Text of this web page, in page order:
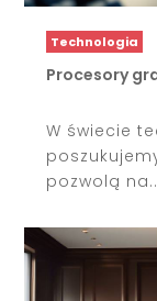
Technologia
Procesory
W świecie
pozwolą